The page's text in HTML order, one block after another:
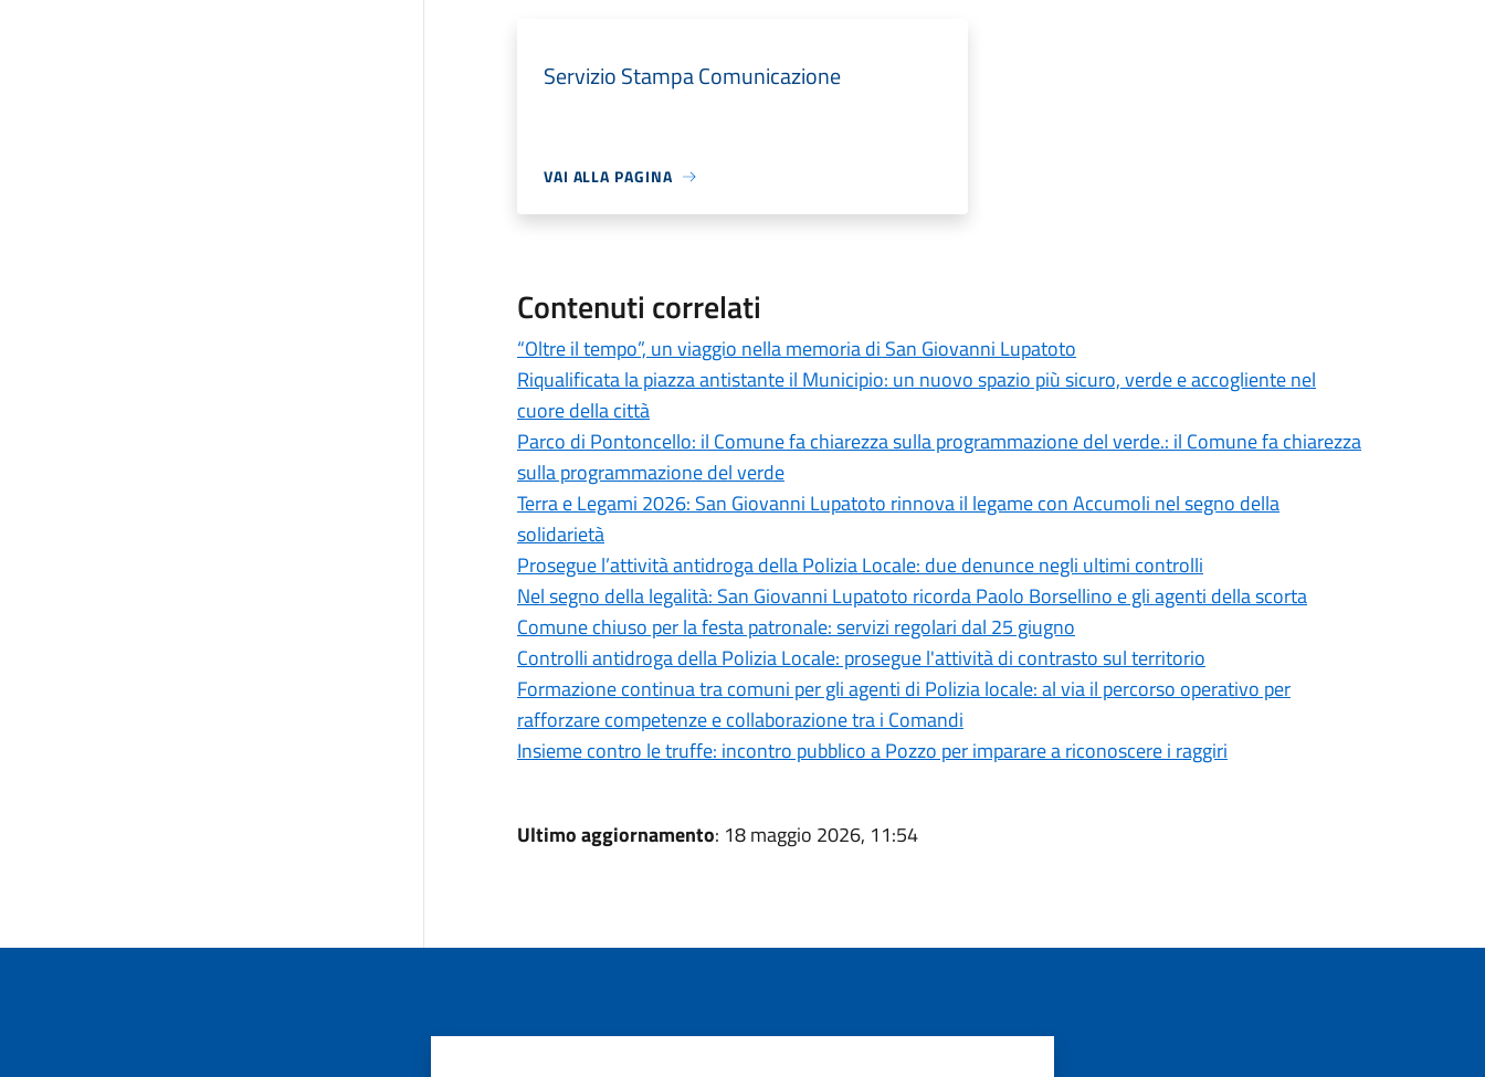
Servizio Stampa Comunicazione
VAI ALLA PAGINA
Contenuti correlati
“Oltre il tempo”, un viaggio nella memoria di San Giovanni Lupatoto
Riqualificata la piazza antistante il Municipio: un nuovo spazio più sicuro, verde e accogliente nel
cuore della città
Parco di Pontoncello: il Comune fa chiarezza sulla programmazione del verde.: il Comune fa chiarezza
sulla programmazione del verde
Terra e Legami 2026: San Giovanni Lupatoto rinnova il legame con Accumoli nel segno della
solidarietà
Prosegue l’attività antidroga della Polizia Locale: due denunce negli ultimi controlli
Nel segno della legalità: San Giovanni Lupatoto ricorda Paolo Borsellino e gli agenti della scorta
Comune chiuso per la festa patronale: servizi regolari dal 25 giugno
Controlli antidroga della Polizia Locale: prosegue l'attività di contrasto sul territorio
Formazione continua tra comuni per gli agenti di Polizia locale: al via il percorso operativo per
rafforzare competenze e collaborazione tra i Comandi
Insieme contro le truffe: incontro pubblico a Pozzo per imparare a riconoscere i raggiri
Ultimo aggiornamento: 18 maggio 2026, 11:54